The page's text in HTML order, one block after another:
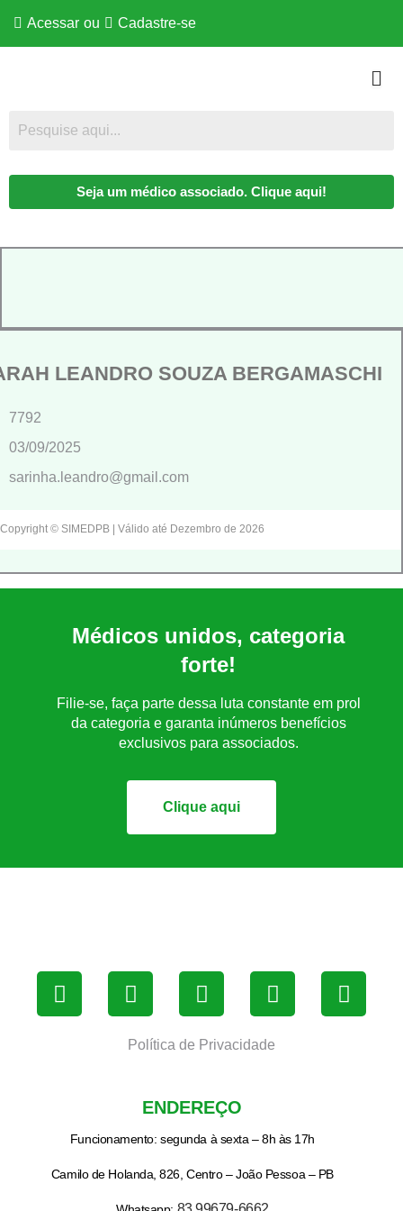
Acessar ou Cadastre-se
Seja um médico associado. Clique aqui!
LEANDRO SOUZA BERGAMASCHI
7792
03/09/2025
sarinha.leandro@gmail.com
Copyright © SIMEDPB | Válido até Dezembro de 2026
Médicos unidos, categoria
forte!
Filie-se, faça parte dessa luta constante em prol
da categoria e garanta inúmeros benefícios
exclusivos para associados.
Clique aqui
Política de Privacidade
ENDEREÇO
Funcionamento: segunda à sexta – 8h às 17h
Camilo de Holanda, 826, Centro – João Pessoa – PB